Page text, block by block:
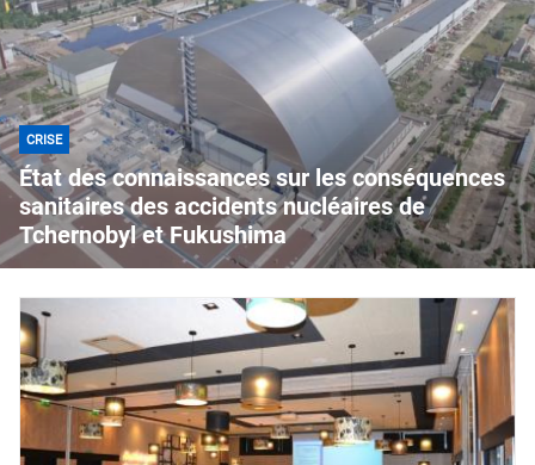
CRISE
État des connaissances sur les conséquences
sanitaires des accidents nucléaires de
Tchernobyl et Fukushima